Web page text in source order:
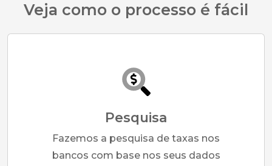
Veja como o processo é fácil
Pesquisa
Fazemos a pesquisa de taxas nos
bancos com base nos seus dados